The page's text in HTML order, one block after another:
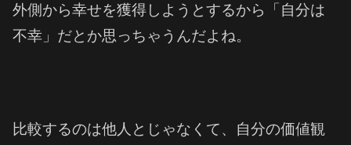
外側から幸せを獲得しようとするから「自分は
不幸」だとか思っちゃうんだよね。
比較するのは他人とじゃなくて、自分の価値観